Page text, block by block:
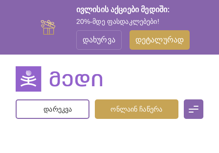
ივლისის აქციები მედიში:
20%-მდე ფასდაკლებები!
დახურვა დეტალურად
დარეკვა ონლაინ ჩაწერა